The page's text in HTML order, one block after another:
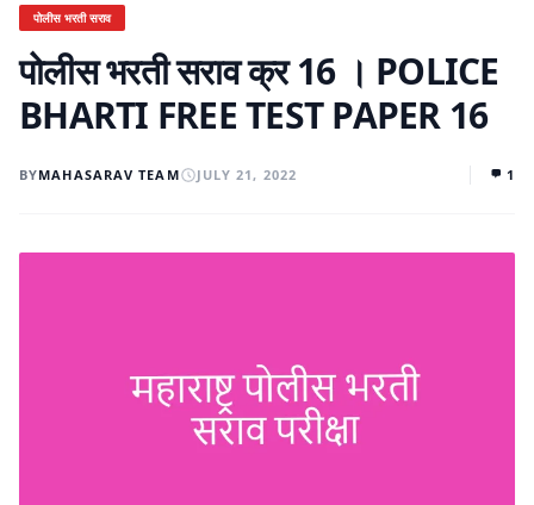
पोलीस भरती सराव
पोलीस भरती सराव क्र 16 । POLICE
BHARTI FREE TEST PAPER 16
BYMAHASARAV TEAM JULY 21, 2022 1